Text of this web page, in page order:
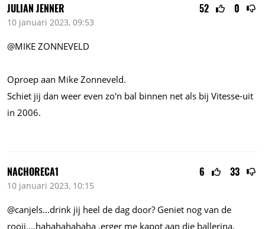
52 0
JULIAN JENNER
10 januari 2023, 09:53
@MIKE ZONNEVELD
Oproep aan Mike Zonneveld.
Schiet jij dan weer even zo'n bal binnen net als bij Vitesse-uit
in 2006.
6 33
NACHORECA1
10 januari 2023, 10:15
@canjels...drink jij heel de dag door? Geniet nog van de
rooij....hahahahahaha ,erger me kapot aan die ballerina.